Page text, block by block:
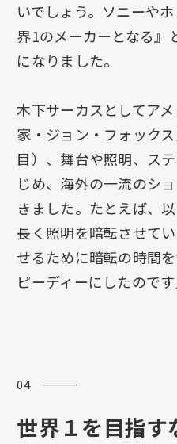
いでしょう。ソニーや
界1のメーカーとなる』
になりました。
木下サーカスとしてア
家・ジョン・フォック
目）、舞台や照明、ス
じめ、海外の一流のシ
きました。たとえば、
長く照明を暗転させて
せるために暗転の時間
ピーディーにしたのです
04 ―――
世界１を目指す